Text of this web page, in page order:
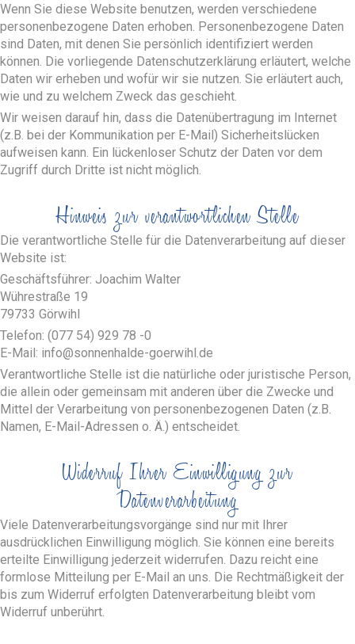
Wenn Sie diese Website benutzen, werden verschiedene
personenbezogene Daten erhoben. Personenbezogene Daten
sind Daten, mit denen Sie persönlich identifiziert werden
können. Die vorliegende Datenschutzerklärung erläutert, welche
Daten wir erheben und wofür wir sie nutzen. Sie erläutert auch,
wie und zu welchem Zweck das geschieht.
Wir weisen darauf hin, dass die Datenübertragung im Internet
(z.B. bei der Kommunikation per E-Mail) Sicherheitslücken
aufweisen kann. Ein lückenloser Schutz der Daten vor dem
Zugriff durch Dritte ist nicht möglich.
Hinweis zur verantwortlichen Stelle
Die verantwortliche Stelle für die Datenverarbeitung auf dieser
Website ist:
Geschäftsführer: Joachim Walter
Wührestraße 19
79733 Görwihl
Telefon: (077 54) 929 78 -0
E-Mail: info@sonnenhalde-goerwihl.de
Verantwortliche Stelle ist die natürliche oder juristische Person,
die allein oder gemeinsam mit anderen über die Zwecke und
Mittel der Verarbeitung von personenbezogenen Daten (z.B.
Namen, E-Mail-Adressen o. Ä.) entscheidet.
Widerruf Ihrer Einwilligung zur
Datenverarbeitung
Viele Datenverarbeitungsvorgänge sind nur mit Ihrer
ausdrücklichen Einwilligung möglich. Sie können eine bereits
erteilte Einwilligung jederzeit widerrufen. Dazu reicht eine
formlose Mitteilung per E-Mail an uns. Die Rechtmäßigkeit der
bis zum Widerruf erfolgten Datenverarbeitung bleibt vom
Widerruf unberührt.